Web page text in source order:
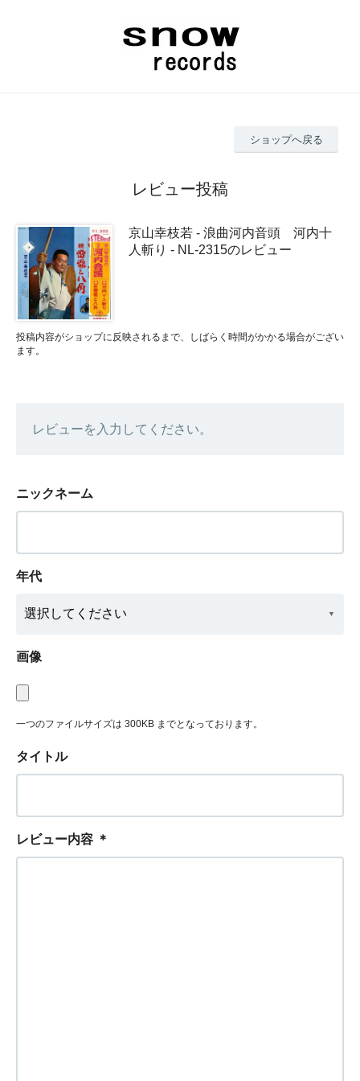
ショップへ戻る
レビュー投稿
京山幸枝若 - 浪曲河内音頭 河内十
人斬り - NL-2315のレビュー
投稿内容がショップに反映されるまで、しばらく時間がかかる場合がござい
ます。
レビューを入力してください。
ニックネーム
年代
画像
一つのファイルサイズは 300KB までとなっております。
タイトル
レビュー内容 ＊